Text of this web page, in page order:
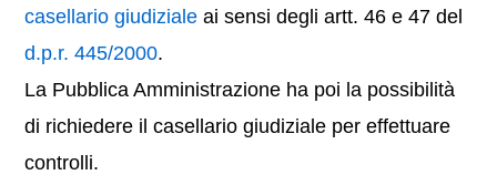
casellario giudiziale ai sensi degli artt. 46 e 47 del
d.p.r. 445/2000.
La Pubblica Amministrazione ha poi la possibilità
di richiedere il casellario giudiziale per effettuare
controlli.